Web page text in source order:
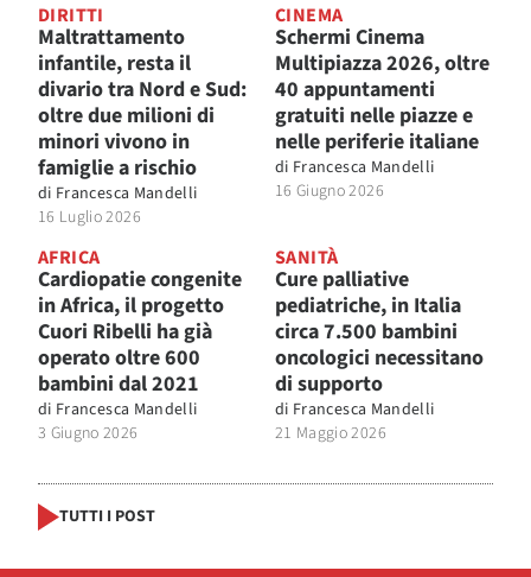
DIRITTI
Maltrattamento
infantile, resta il
divario tra Nord e Sud:
oltre due milioni di
minori vivono in
famiglie a rischio
di Francesca Mandelli
16 Luglio 2026
CINEMA
Schermi Cinema
Multipiazza 2026, oltre
40 appuntamenti
gratuiti nelle piazze e
nelle periferie italiane
di Francesca Mandelli
16 Giugno 2026
AFRICA
Cardiopatie congenite
in Africa, il progetto
Cuori Ribelli ha già
operato oltre 600
bambini dal 2021
di Francesca Mandelli
3 Giugno 2026
SANITÀ
Cure palliative
pediatriche, in Italia
circa 7.500 bambini
oncologici necessitano
di supporto
di Francesca Mandelli
21 Maggio 2026
TUTTI I POST